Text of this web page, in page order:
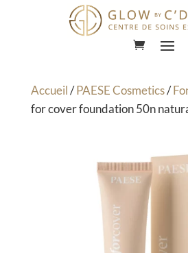
Accueil/PAESE Cosmetics/
for cover foundation 50n